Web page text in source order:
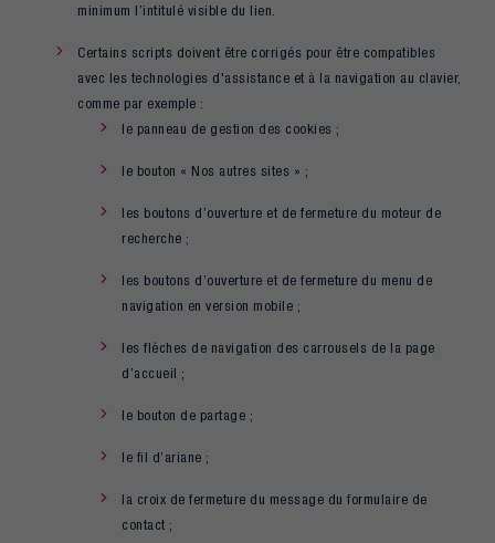
minimum l’intitulé visible du lien.
Certains scripts doivent être corrigés pour être compatibles
avec les technologies d'assistance et à la navigation au clavier,
comme par exemple :
le panneau de gestion des cookies ;
le bouton « Nos autres sites » ;
les boutons d’ouverture et de fermeture du moteur de
recherche ;
les boutons d’ouverture et de fermeture du menu de
navigation en version mobile ;
les flèches de navigation des carrousels de la page
d’accueil ;
le bouton de partage ;
le fil d’ariane ;
la croix de fermeture du message du formulaire de
contact ;